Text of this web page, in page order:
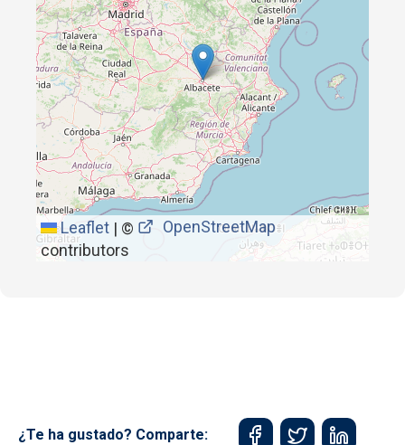
Leaflet | ©
OpenStreetMap
contributors
¿Te ha gustado? Comparte: